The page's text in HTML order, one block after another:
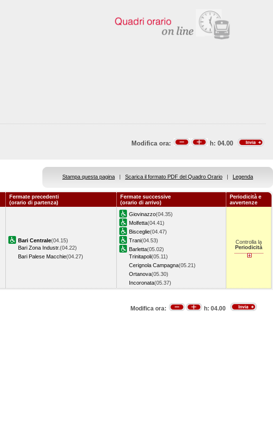
Modifica ora: h: 04.00
Stampa questa pagina | Scarica il formato PDF del Quadro Orario | Legenda
Fermate precedenti
(orario di partenza)
Fermate successive
(orario di arrivo)
Periodicità e
avvertenze
Bari Centrale(04.15)
Bari Zona Industr.(04.22)
Bari Palese Macchie(04.27)
Giovinazzo(04.35)
Molfetta(04.41)
Bisceglie(04.47)
Trani(04.53)
Barletta(05.02)
Trinitapoli(05.11)
Cerignola Campagna(05.21)
Ortanova(05.30)
Incoronata(05.37)
Controlla la
Periodicità
Modifica ora: h: 04.00